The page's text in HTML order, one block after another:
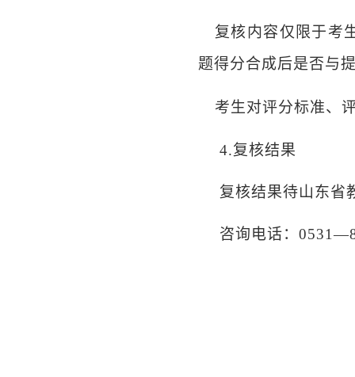
复核内容仅限于考
题得分合成后是否与
考生对评分标准、
4.复核结果
复核结果待山东省
咨询电话：